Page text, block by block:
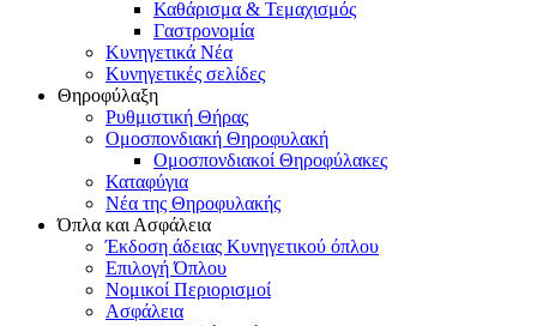
Καθάρισμα & Τεμαχισμός
Γαστρονομία
Κυνηγετικά Νέα
Κυνηγετικές σελίδες
Θηροφύλαξη
Ρυθμιστική Θήρας
Ομοσπονδιακή Θηροφυλακή
Oμοσπονδιακοί Θηροφύλακες
Καταφύγια
Νέα της Θηροφυλακής
Όπλα και Ασφάλεια
Έκδοση άδειας Κυνηγετικού όπλου
Επιλογή Όπλου
Νομικοί Περιορισμοί
Ασφάλεια